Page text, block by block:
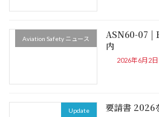
Aviation Safety ニュース
ASN60-07 |
内
2026年6月2日
Update 要請書 2026